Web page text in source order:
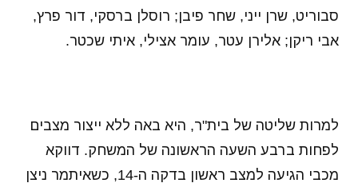
סבוריט, שרן ייני, שחר פיבן; רוסלן ברסקי, דור פרץ,
אבי ריקן; אלירן עטר, עומר אצילי, איתי שכטר.
למרות שליטה של בית"ר, היא באה ללא ייצור מצבים
לפחות ברבע השעה הראשונה של המשחק. דווקא
מכבי הגיעה למצב ראשון בדקה ה-14, כשאיתמר ניצן